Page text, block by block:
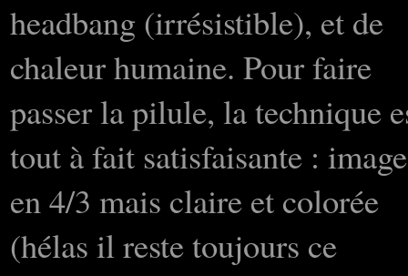
headbang (irrésistible), et de
chaleur humaine. Pour faire
passer la pilule, la technique
tout à fait satisfaisante : image
en 4/3 mais claire et colorée
(hélas il reste toujours ce